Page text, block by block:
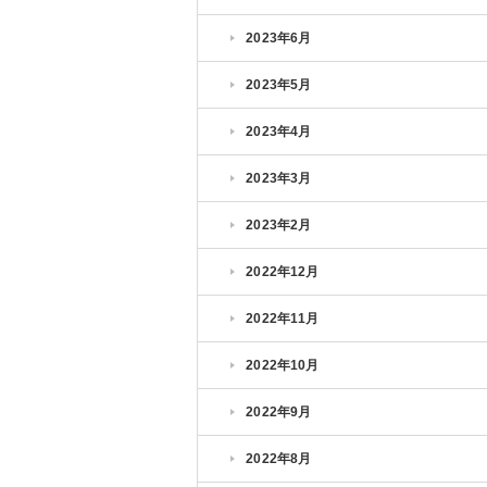
2023年6月
2023年5月
2023年4月
2023年3月
2023年2月
2022年12月
2022年11月
2022年10月
2022年9月
2022年8月